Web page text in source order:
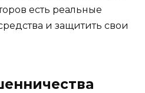
есть реальные
и защитить свои